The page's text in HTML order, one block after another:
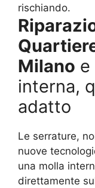
rischiando.
Milano e
interna,
adatto
Le serrature,
nuove
una molla
direttamente